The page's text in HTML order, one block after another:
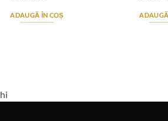
ADAUGĂ ÎN COȘ
hi